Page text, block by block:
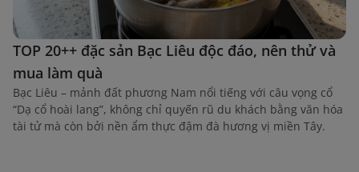
TOP 20++ đặc sản Bạc Liêu độc đáo, nên thử và
mua làm quà
Bạc Liêu – mảnh đất phương Nam nổi tiếng với câu vọng cổ
“Dạ cổ hoài lang”, không chỉ quyến rũ du khách bằng văn hóa
tài tử mà còn bởi nền ẩm thực đậm đà hương vị miền Tây.